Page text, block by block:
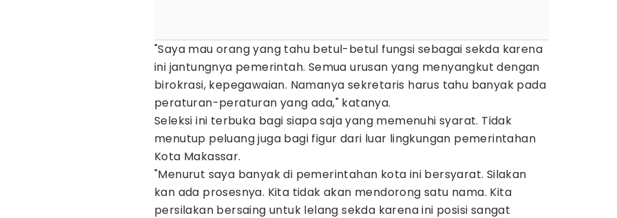
"Saya mau orang yang tahu betul-betul fungsi sebagai sekda karena
ini jantungnya pemerintah. Semua urusan yang menyangkut dengan
birokrasi, kepegawaian. Namanya sekretaris harus tahu banyak pada
peraturan-peraturan yang ada," katanya.
Seleksi ini terbuka bagi siapa saja yang memenuhi syarat. Tidak
menutup peluang juga bagi figur dari luar lingkungan pemerintahan
Kota Makassar.
"Menurut saya banyak di pemerintahan kota ini bersyarat. Silakan
kan ada prosesnya. Kita tidak akan mendorong satu nama. Kita
persilakan bersaing untuk lelang sekda karena ini posisi sangat